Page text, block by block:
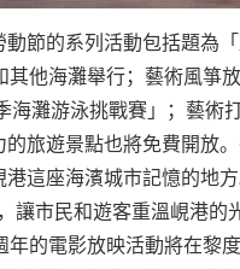
節的系列活動包括題為
其他海灘舉行；藝術風
灘游泳挑戰賽」；藝術
旅遊景點也將免費開放
這座海濱城市記憶的地
讓市民和遊客重溫峴港的
的電影放映活動將在黎